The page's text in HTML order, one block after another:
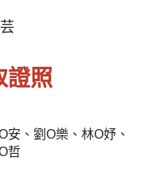
證照
安、劉O樂、林O妤、
哲